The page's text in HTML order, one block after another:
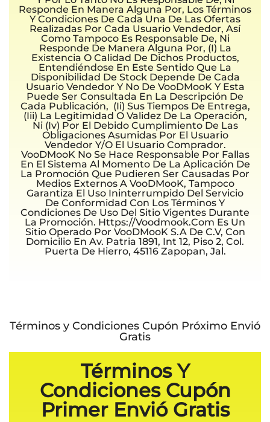
Responde En Manera Alguna Por, Los Términos
Y Condiciones De Cada Una De Las Ofertas
Realizadas Por Cada Usuario Vendedor, Así
Como Tampoco Es Responsable De, Ni
Responde De Manera Alguna Por, (i) La
Existencia O Calidad De Dichos Productos,
Entendiéndose En Este Sentido Que La
Disponibilidad De Stock Depende De Cada
Usuario Vendedor Y No De VooDMooK Y Esta
Puede Ser Consultada En La Descripción De
Cada Publicación, (ii) Sus Tiempos De Entrega,
(iii) La Legitimidad O Validez De La Operación,
Ni (iv) Por El Debido Cumplimiento De Las
Obligaciones Asumidas Por El Usuario
Vendedor Y/o El Usuario Comprador.
VooDMooK No Se Hace Responsable Por Fallas
En El Sistema Al Momento De La Aplicación De
La Promoción Que Pudieren Ser Causadas Por
Medios Externos A VooDMooK, Tampoco
Garantiza El Uso Ininterrumpido Del Servicio
De Conformidad Con Los Términos Y
Condiciones De Uso Del Sitio Vigentes Durante
La Promoción. Https://voodmook.com Es Un
Sitio Operado Por VooDMooK S.A De C.V, Con
Domicilio En Av. Patria 1891, Int 12, Piso 2, Col.
Puerta De Hierro, 45116 Zapopan, Jal.
Términos y Condiciones Cupón Próximo Envió
Gratis
Términos Y
Condiciones Cupón
Primer Envió Gratis